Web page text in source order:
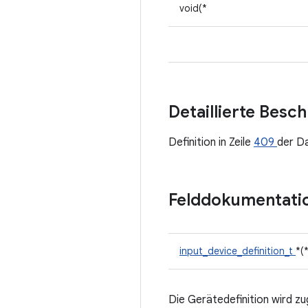
void(*
Detaillierte
Definition in Zeile 409 der
input_device_definition_t
Die Gerätedefinition wird